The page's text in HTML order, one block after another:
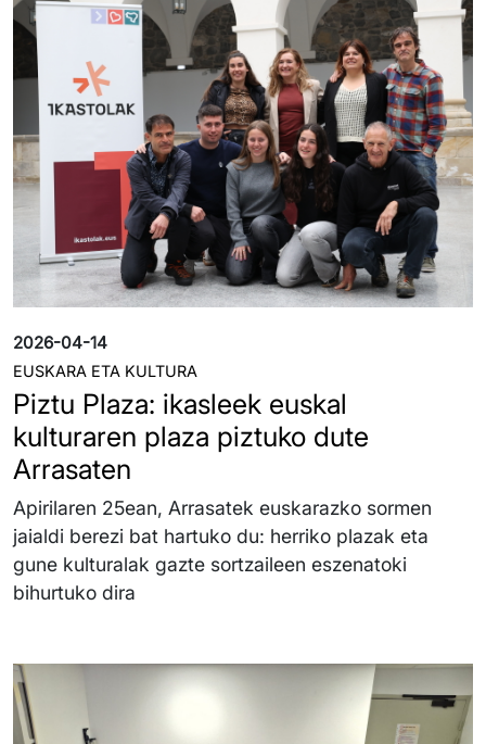
2026-04-14
EUSKARA ETA KULTURA
Piztu Plaza: ikasleek euskal
kulturaren plaza piztuko dute
Arrasaten
Apirilaren 25ean, Arrasatek euskarazko sormen
jaialdi berezi bat hartuko du: herriko plazak eta
gune kulturalak gazte sortzaileen eszenatoki
bihurtuko dira
Irudia